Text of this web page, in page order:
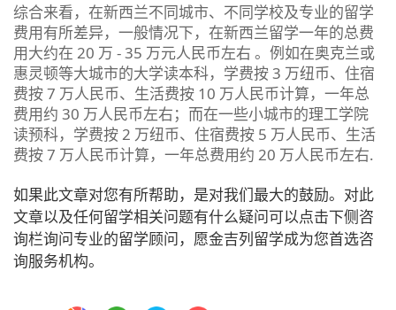
综合来看，在新西兰不同城市、不同学校及专业的留学
费用有所差异，一般情况下，在新西兰留学一年的总费
用大约在 20 万 - 35 万元人民币左右 。例如在奥克兰或
惠灵顿等大城市的大学读本科，学费按 3 万纽币、住宿
费按 7 万人民币、生活费按 10 万人民币计算，一年总
费用约 30 万人民币左右；而在一些小城市的理工学院
读预科，学费按 2 万纽币、住宿费按 5 万人民币、生活
费按 7 万人民币计算，一年总费用约 20 万人民币左右.
如果此文章对您有所帮助，是对我们最大的鼓励。对此
文章以及任何留学相关问题有什么疑问可以点击下侧咨
询栏询问专业的留学顾问，愿金吉列留学成为您首选咨
询服务机构。